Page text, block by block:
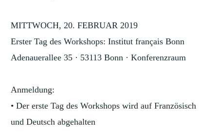
MITTWOCH, 20. FEBRUAR 2019
Erster Tag des Workshops: Institut français Bonn
Adenauerallee 35 · 53113 Bonn · Konferenzraum
Anmeldung:
• Der erste Tag des Workshops wird auf Französisch
und Deutsch abgehalten